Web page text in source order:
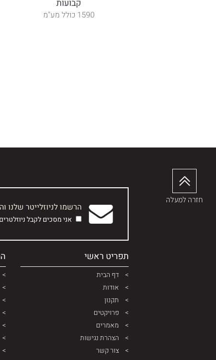
קבועות
1590 כולל מע"מ
חזרה למעלה
הרשמו לניוזלייטר שלנו
אני מסכים לקבל ניוזלטרים
תפריט ראשי
דף הבית
אודות
תקנון
פרויקטים
מאמרים
הצהרת נגישות
צור קשר